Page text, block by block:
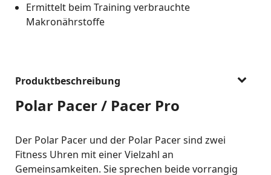
Ermittelt beim Training verbrauchte
Makronährstoffe
Produktbeschreibung
Polar Pacer / Pacer Pro
Der Polar Pacer und der Polar Pacer sind zwei
Fitness Uhren mit einer Vielzahl an
Gemeinsamkeiten. Sie sprechen beide vorrangig